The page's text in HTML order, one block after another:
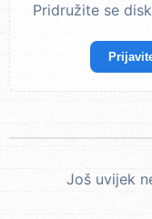
Pridružite se
Još uvijek